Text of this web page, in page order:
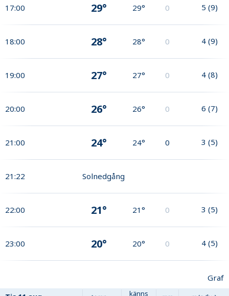
17:00 29° 29° 0 5 (9)
18:00 28° 28° 0 4 (9)
19:00 27° 27° 0 4 (8)
20:00 26° 26° 0 6 (7)
21:00 24° 24° 0 3 (5)
21:22 Solnedgång
22:00 21° 21° 0 3 (5)
23:00 20° 20° 0 4 (5)
Graf
känns